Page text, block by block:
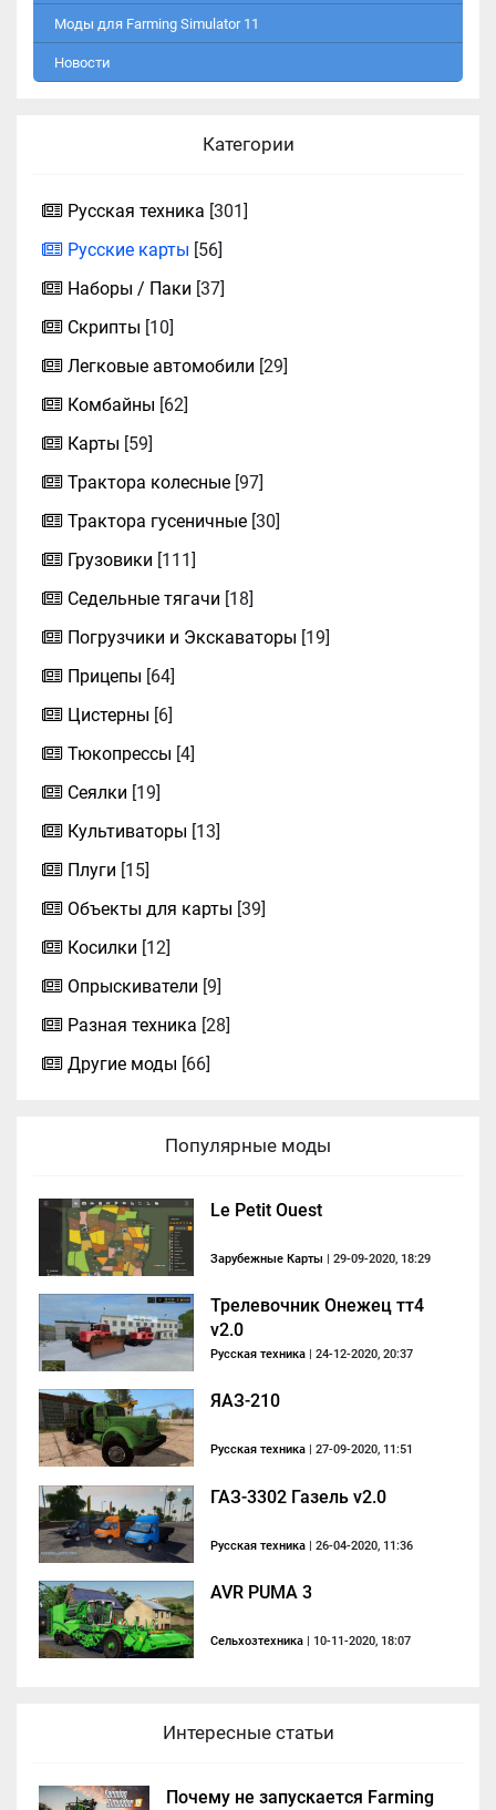
Моды для Farming Simulator 11
Новости
Категории
Русская техника [301]
Русские карты [56]
Наборы / Паки [37]
Скрипты [10]
Легковые автомобили [29]
Комбайны [62]
Карты [59]
Трактора колесные [97]
Трактора гусеничные [30]
Грузовики [111]
Седельные тягачи [18]
Погрузчики и Экскаваторы [19]
Прицепы [64]
Цистерны [6]
Тюкопрессы [4]
Сеялки [19]
Культиваторы [13]
Плуги [15]
Объекты для карты [39]
Косилки [12]
Опрыскиватели [9]
Разная техника [28]
Другие моды [66]
Популярные моды
Le Petit Ouest
Зарубежные Карты | 29-09-2020, 18:29
Трелевочник Онежец тт4
v2.0
Русская техника | 24-12-2020, 20:37
ЯАЗ-210
Русская техника | 27-09-2020, 11:51
ГАЗ-3302 Газель v2.0
Русская техника | 26-04-2020, 11:36
AVR PUMA 3
Сельхозтехника | 10-11-2020, 18:07
Интересные статьи
Почему не запускается Farming